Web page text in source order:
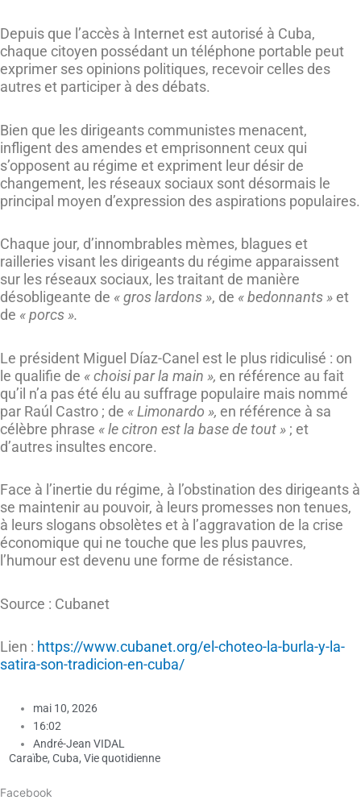
Depuis que l’accès à Internet est autorisé à Cuba,
chaque citoyen possédant un téléphone portable peut
exprimer ses opinions politiques, recevoir celles des
autres et participer à des débats.
Bien que les dirigeants communistes menacent,
infligent des amendes et emprisonnent ceux qui
s’opposent au régime et expriment leur désir de
changement, les réseaux sociaux sont désormais le
principal moyen d’expression des aspirations populaires.
Chaque jour, d’innombrables mèmes, blagues et
railleries visant les dirigeants du régime apparaissent
sur les réseaux sociaux, les traitant de manière
désobligeante de « gros lardons », de « bedonnants » et
de « porcs ».
Le président Miguel Díaz-Canel est le plus ridiculisé : on
le qualifie de « choisi par la main », en référence au fait
qu’il n’a pas été élu au suffrage populaire mais nommé
par Raúl Castro ; de « Limonardo », en référence à sa
célèbre phrase « le citron est la base de tout » ; et
d’autres insultes encore.
Face à l’inertie du régime, à l’obstination des dirigeants à
se maintenir au pouvoir, à leurs promesses non tenues,
à leurs slogans obsolètes et à l’aggravation de la crise
économique qui ne touche que les plus pauvres,
l’humour est devenu une forme de résistance.
Source : Cubanet
Lien : https://www.cubanet.org/el-choteo-la-burla-y-la-
satira-son-tradicion-en-cuba/
mai 10, 2026
16:02
André-Jean VIDAL
Caraïbe, Cuba, Vie quotidienne
Facebook